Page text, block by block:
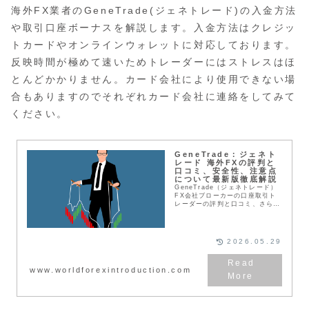
海外FX業者のGeneTrade(ジェネトレード)の入金方法
や取引口座ボーナスを解説します。入金方法はクレジッ
トカードやオンラインウォレットに対応しております。
反映時間が極めて速いためトレーダーにはストレスはほ
とんどかかりません。カード会社により使用できない場
合もありますのでそれぞれカード会社に連絡をしてみて
ください。
GeneTrade：ジェネト
レード 海外FXの評判と
口コミ、安全性、注意点
について最新版徹底解説
GeneTrade（ジェネトレード）
FX会社ブローカーの口座取引ト
レーダーの評判と口コミ、さらに
社となり、世界中にユーザーがお
ります。特に日本人やフランス人
の登録者が多いため、欧州や日本
では認知度のとても高いFX会社
と言えるでしょう。
www.worldforexintroduction.com
2026.05.29